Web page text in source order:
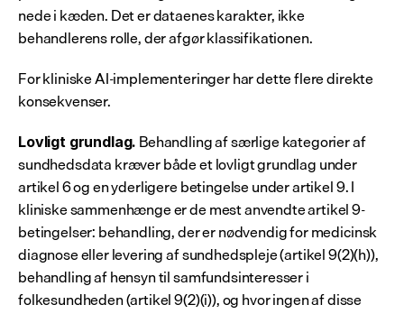
nede i kæden. Det er dataenes karakter, ikke
behandlerens rolle, der afgør klassifikationen.
For kliniske AI-implementeringer har dette flere direkte
konsekvenser.
Lovligt grundlag. Behandling af særlige kategorier af
sundhedsdata kræver både et lovligt grundlag under
artikel 6 og en yderligere betingelse under artikel 9. I
kliniske sammenhænge er de mest anvendte artikel 9-
betingelser: behandling, der er nødvendig for medicinsk
diagnose eller levering af sundhedspleje (artikel 9(2)(h)),
behandling af hensyn til samfundsinteresser i
folkesundheden (artikel 9(2)(i)), og hvor ingen af disse